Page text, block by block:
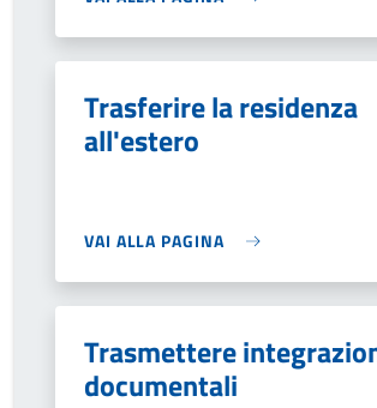
Trasferire la residenza
all'estero
VAI ALLA PAGINA
Trasmettere
documentali